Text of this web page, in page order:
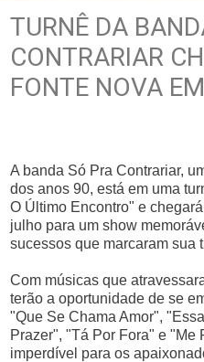
TURNÊ DA
CONTRARIAR
FONTE NOVA
A banda Só Pra Contrariar,
dos anos 90, está em uma
O Último Encontro" e
julho para um show
sucessos que marcaram sua
Com músicas que
terão a oportunidade de se
"Que Se Chama Amor",
Prazer", "Tá Por Fora" e "Me
imperdível para os